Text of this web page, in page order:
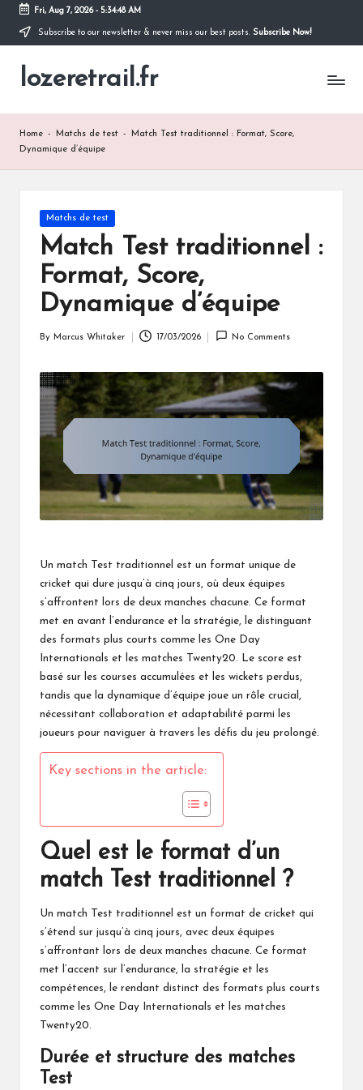
Skip
content
Fri, Aug 7, 2026- 5:34:49 AM
Subscribe to our newsletter & never miss our best posts. Subscribe Now!
lozeretrail.fr
Home - Matchs de test -
Match Test traditionnel : Format, Score,
Dynamique d’équipe
Posted
in
Matchs de test
Match Test traditionnel :
Format, Score,
Dynamique d’équipe
By Marcus Whitaker 17/03/2026 No Comments
Un match Test traditionnel est un format unique de
cricket qui dure jusqu’à cinq jours, où deux équipes
s’affrontent lors de deux manches chacune. Ce format
met en avant l’endurance et la stratégie, le distinguant
des formats plus courts comme les One Day
Internationals et les matches Twenty20. Le score est
basé sur les courses accumulées et les wickets perdus,
tandis que la dynamique d’équipe joue un rôle crucial,
nécessitant collaboration et adaptabilité parmi les
joueurs pour naviguer à travers les défis du jeu prolongé.
Key sections in the article:
Quel est le format d’un
match Test traditionnel ?
Un match Test traditionnel est un format de cricket qui
s’étend sur jusqu’à cinq jours, avec deux équipes
s’affrontant lors de deux manches chacune. Ce format
met l’accent sur l’endurance, la stratégie et les
compétences, le rendant distinct des formats plus courts
comme les One Day Internationals et les matches
Twenty20.
Durée et structure des matches
Test